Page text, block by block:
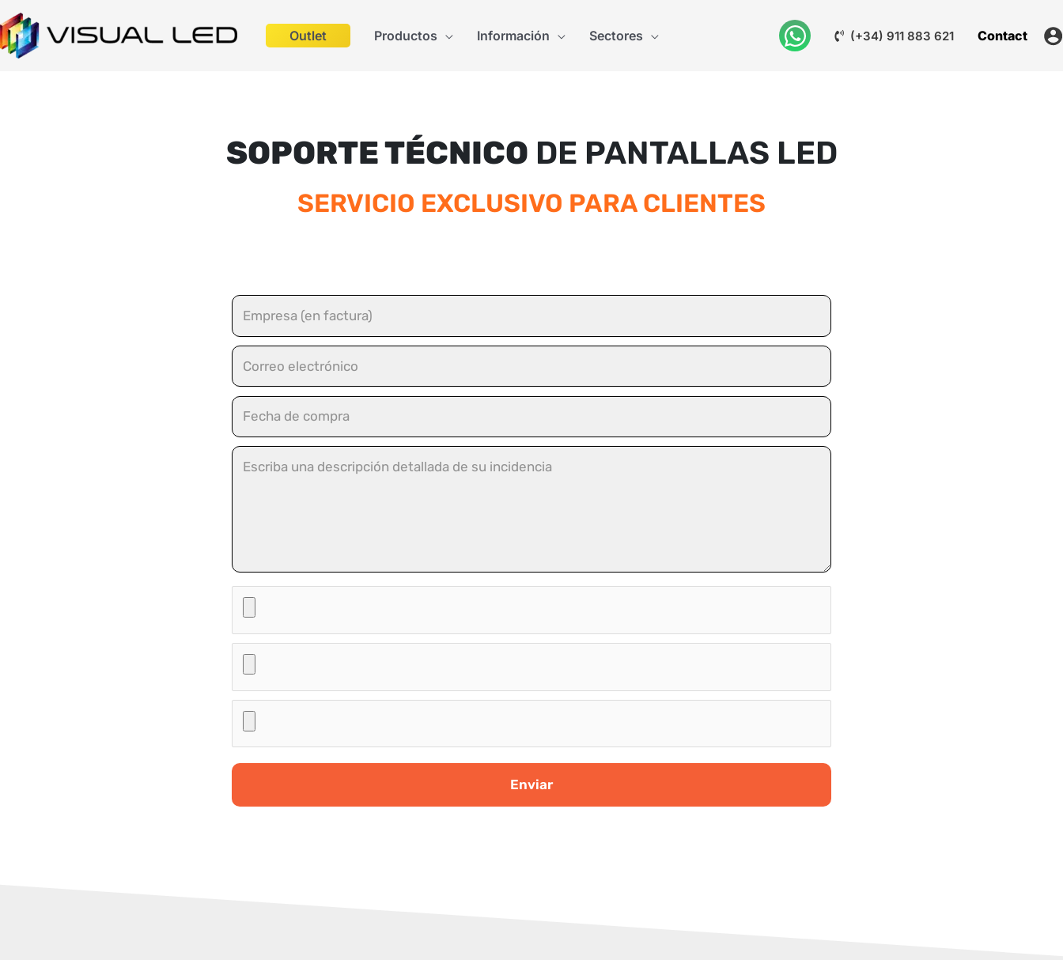
Outlet Productos Información Sectores (+34) 911 883 621 Contact
SOPORTE TÉCNICO DE PANTALLAS LED
SERVICIO EXCLUSIVO PARA CLIENTES